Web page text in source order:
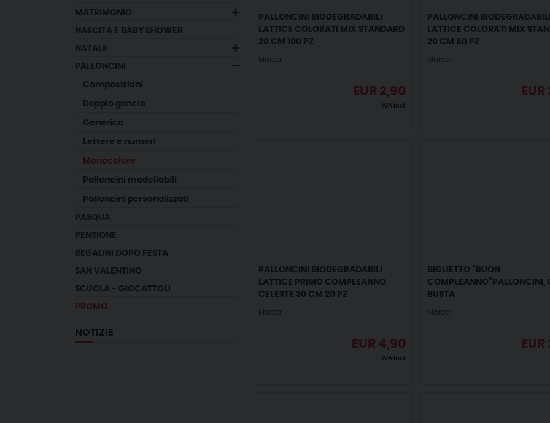
MATRIMONIO
NASCITA E BABY SHOWER
NATALE
PALLONCINI
composizioni
doppio gancio
generico
lettere e numeri
monocolore
palloncini modellabili
palloncini personalizzati
PASQUA
PENSIONE
REGALINI DOPO FESTA
SAN VALENTINO
SCUOLA - GIOCATTOLI
PROMO
NOTIZIE
PALLONCINI BIODEGRADABILI
LATTICE COLORATI MIX STANDARD
20 CM 100 PZ
Marca:
EUR 2,90
IVA incl.
PALLONCINI
LATTICE COLORATI MIX
20 CM 50 PZ
Marca:
EUR
PALLONCINI BIODEGRADABILI
LATTICE PRIMO COMPLEANNO
CELESTE 30 CM 20 PZ
Marca:
EUR 4,90
IVA incl.
BIGLIETTO ”BUON
COMPLEANNO”PALLONCINI,
BUSTA
Marca:
EUR